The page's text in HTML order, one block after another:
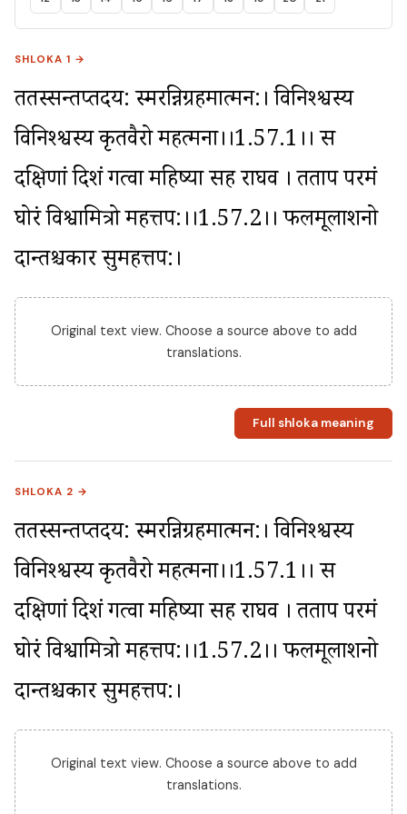
SHLOKA 1 →
ततस्सन्तप्तहृदय: स्मरन्निग्रहमात्मन:। विनिश्श्वस्य
विनिश्श्वस्य कृतवैरो महत्मना।।1.57.1।। स
दक्षिणां दिशं गत्वा महिष्या सह राघव । तताप परमं
घोरं विश्वामित्रो महत्तप:।।1.57.2।। फलमूलाशनो
दान्तश्चकार सुमहत्तप:।
Original text view. Choose a source above to add
translations.
Full shloka meaning
SHLOKA 2 →
ततस्सन्तप्तहृदय: स्मरन्निग्रहमात्मन:। विनिश्श्वस्य
विनिश्श्वस्य कृतवैरो महत्मना।।1.57.1।। स
दक्षिणां दिशं गत्वा महिष्या सह राघव । तताप परमं
घोरं विश्वामित्रो महत्तप:।।1.57.2।। फलमूलाशनो
दान्तश्चकार सुमहत्तप:।
Original text view. Choose a source above to add
translations.